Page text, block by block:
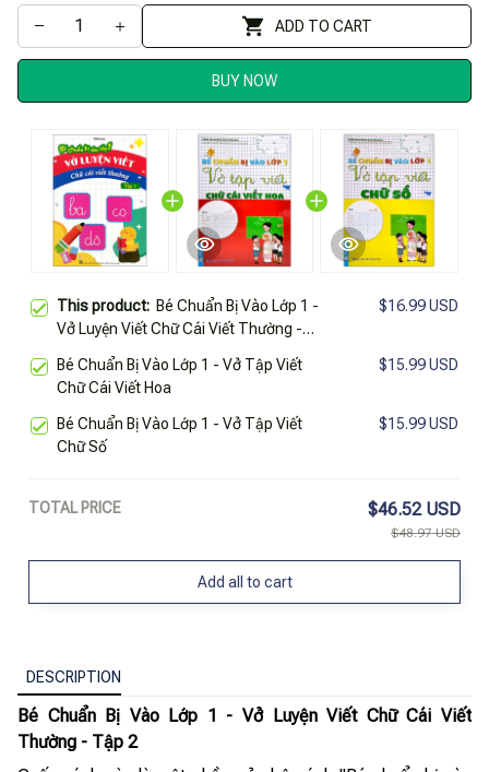
ADD TO CART
BUY NOW
This product: Bé Chuẩn Bị Vào Lớp 1 -
Vở Luyện Viết Chữ Cái Viết Thường -
$16.99 USD
Bé Chuẩn Bị Vào Lớp 1 - Vở Tập Viết
Chữ Cái Viết Hoa
$15.99 USD
Bé Chuẩn Bị Vào Lớp 1 - Vở Tập Viết
Chữ Số
$15.99 USD
TOTAL PRICE $46.52 USD
$48.97 USD
Add all to cart
DESCRIPTION
Bé Chuẩn Bị Vào Lớp 1 - Vở Luyện Viết Chữ Cái Viết
Thường - Tập 2